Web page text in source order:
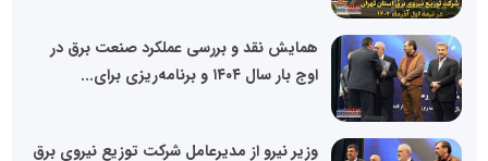
همایش نقد و بررسی عملکرد صنعت برق در
اوج بار سال ۱۴۰۴ و برنامه‌ریزی برای...
وزیر نیرو از مدیرعامل شرکت توزیع نیروی برق